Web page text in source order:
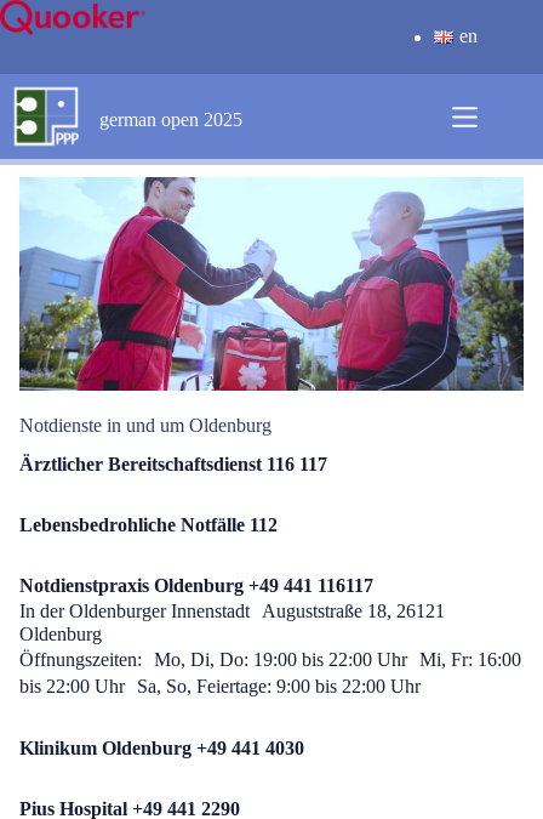
Zum
Inhalt
en
german open 2025
Notdienste in und um Oldenburg
Ärztlicher Bereitschaftsdienst 116 117
Lebensbedrohliche Notfälle 112
Notdienstpraxis Oldenburg +49 441 116117
In der Oldenburger Innenstadt Auguststraße 18, 26121
Oldenburg
Öffnungszeiten: Mo, Di, Do: 19:00 bis 22:00 Uhr Mi, Fr: 16:00
bis 22:00 Uhr Sa, So, Feiertage: 9:00 bis 22:00 Uhr
Klinikum Oldenburg +49 441 4030
Pius Hospital +49 441 2290